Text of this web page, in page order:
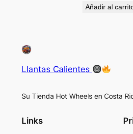
Añadir al
Llantas Calientes
Su Tienda Hot Wheels en Costa
Links